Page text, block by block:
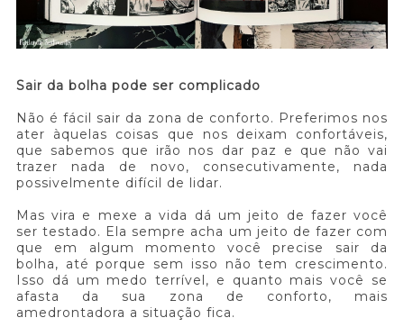
Sair da bolha pode ser complicado
Não é fácil sair da zona de conforto. Preferimos nos
ater àquelas coisas que nos deixam confortáveis,
que sabemos que irão nos dar paz e que não vai
trazer nada de novo, consecutivamente, nada
possivelmente difícil de lidar.
Mas vira e mexe a vida dá um jeito de fazer você
ser testado. Ela sempre acha um jeito de fazer com
que em algum momento você precise sair da
bolha, até porque sem isso não tem crescimento.
Isso dá um medo terrível, e quanto mais você se
afasta da sua zona de conforto, mais
amedrontadora a situação fica.